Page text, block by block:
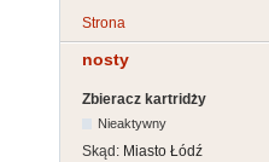
Strona
nosty
Zbieracz kartridży
Nieaktywny
Skąd: Miasto Łódź